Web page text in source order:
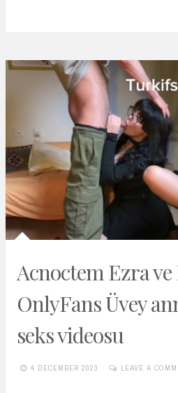
Acnoctem Ezra ve
OnlyFans Üvey
seks videosu
4 DECEMBER 2023
LEAVE A